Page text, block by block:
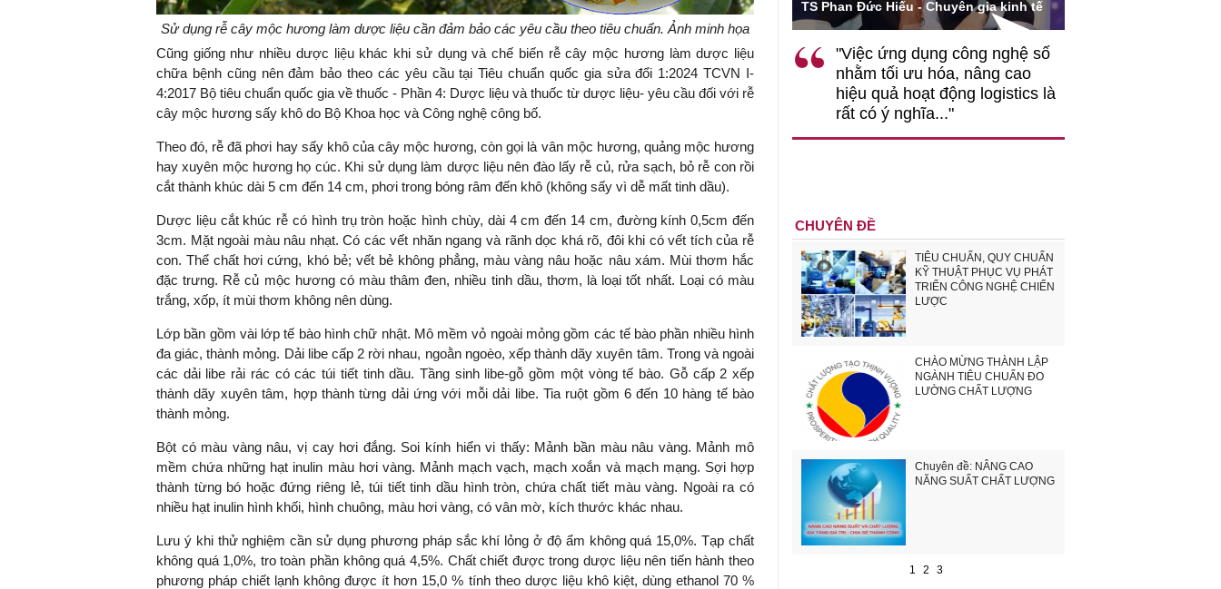
Sử dụng rễ cây mộc hương làm dược liệu cần đảm bảo các yêu cầu theo tiêu chuẩn. Ảnh minh họa
Cũng giống như nhiều dược liệu khác khi sử dụng và chế biến rễ cây mộc hương làm dược liệu
chữa bệnh cũng nên đảm bảo theo các yêu cầu tại Tiêu chuẩn quốc gia sửa đổi 1:2024 TCVN I-
4:2017 Bộ tiêu chuẩn quốc gia về thuốc - Phần 4: Dược liệu và thuốc từ dược liệu- yêu cầu đối với rễ
cây mộc hương sấy khô do Bộ Khoa học và Công nghệ công bố.
Theo đó, rễ đã phơi hay sấy khô của cây mộc hương, còn gọi là vân mộc hương, quảng mộc hương
hay xuyên mộc hương họ cúc. Khi sử dụng làm dược liệu nên đào lấy rễ củ, rửa sạch, bỏ rễ con rồi
cắt thành khúc dài 5 cm đến 14 cm, phơi trong bóng râm đến khô (không sấy vì dễ mất tinh dầu).
Dược liệu cắt khúc rễ có hình trụ tròn hoặc hình chùy, dài 4 cm đến 14 cm, đường kính 0,5cm đến
3cm. Mặt ngoài màu nâu nhạt. Có các vết nhăn ngang và rãnh dọc khá rõ, đôi khi có vết tích của rễ
con. Thể chất hơi cứng, khó bẻ; vết bẻ không phẳng, màu vàng nâu hoặc nâu xám. Mùi thơm hắc
đặc trưng. Rễ củ mộc hương có màu thâm đen, nhiều tinh dầu, thơm, là loại tốt nhất. Loại có màu
trắng, xốp, ít mùi thơm không nên dùng.
Lớp bần gồm vài lớp tế bào hình chữ nhật. Mô mềm vỏ ngoài mỏng gồm các tế bào phần nhiều hình
đa giác, thành mỏng. Dải libe cấp 2 rời nhau, ngoằn ngoèo, xếp thành dãy xuyên tâm. Trong và ngoài
các dải libe rải rác có các túi tiết tinh dầu. Tầng sinh libe-gỗ gồm một vòng tế bào. Gỗ cấp 2 xếp
thành dãy xuyên tâm, hợp thành từng dải ứng với mỗi dải libe. Tia ruột gồm 6 đến 10 hàng tế bào
thành mỏng.
Bột có màu vàng nâu, vị cay hơi đắng. Soi kính hiển vi thấy: Mảnh bần màu nâu vàng. Mảnh mô
mềm chứa những hạt inulin màu hơi vàng. Mảnh mạch vạch, mạch xoắn và mạch mạng. Sợi hợp
thành từng bó hoặc đứng riêng lẻ, túi tiết tinh dầu hình tròn, chứa chất tiết màu vàng. Ngoài ra có
nhiều hạt inulin hình khối, hình chuông, màu hơi vàng, có vân mờ, kích thước khác nhau.
Lưu ý khi thử nghiệm cần sử dụng phương pháp sắc khí lỏng ở độ ẩm không quá 15,0%. Tạp chất
không quá 1,0%, tro toàn phần không quá 4,5%. Chất chiết được trong dược liệu nên tiến hành theo
phương pháp chiết lạnh không được ít hơn 15,0 % tính theo dược liệu khô kiệt, dùng ethanol 70 %
Viện Kinh tế Tài chính
"Có rất nhiều việc phải làm
ngay từ bây giờ và trên thực tế
đang được tiến hành như tăng
đầu tư cho khoa học công
khuyến khích đổi mới sáng tạo,
khởi nghiệp..."
Việc sử dụng hiệu quả chính
sách tài khóa không chỉ mang ý
nghĩa hỗ trợ ngắn hạn mà còn
TS Phan Đức Hiếu - Chuyên gia kinh tế
"Việc ứng dụng công nghệ số
nhằm tối ưu hóa, nâng cao
hiệu quả hoạt động logistics là
rất có ý nghĩa..."
CHUYÊN ĐỀ
TIÊU CHUẨN, QUY CHUẨN
KỸ THUẬT PHỤC VỤ PHÁT
TRIỂN CÔNG NGHỆ CHIẾN
LƯỢC
CHÀO MỪNG THÀNH LẬP
NGÀNH TIÊU CHUẨN ĐO
LƯỜNG CHẤT LƯỢNG
Chuyên đề: NÂNG CAO
NĂNG SUẤT CHẤT LƯỢNG
1 2 3